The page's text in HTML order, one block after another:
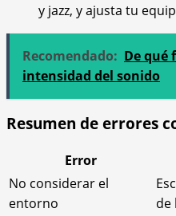
y jazz, y ajusta tu
Recomendado: De qué
intensidad del sonido
Resumen de errores
Error
No considerar el
entorno
de